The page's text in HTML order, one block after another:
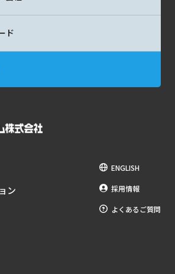
ド
ン
ENGLISH
採用情報
よくあるご質問